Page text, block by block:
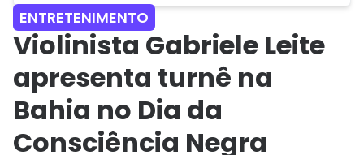
ENTRETENIMENTO
Violinista Gabriele Leite
apresenta turnê na
Bahia no Dia da
Consciência Negra